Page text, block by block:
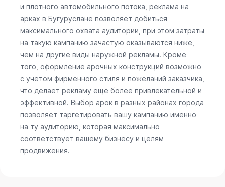
и плотного автомобильного потока, реклама на
арках в Бугуруслане позволяет добиться
максимального охвата аудитории, при этом затраты
на такую кампанию зачастую оказываются ниже,
чем на другие виды наружной рекламы. Кроме
того, оформление арочных конструкций возможно
с учётом фирменного стиля и пожеланий заказчика,
что делает рекламу ещё более привлекательной и
эффективной. Выбор арок в разных районах города
позволяет таргетировать вашу кампанию именно
на ту аудиторию, которая максимально
соответствует вашему бизнесу и целям
продвижения.